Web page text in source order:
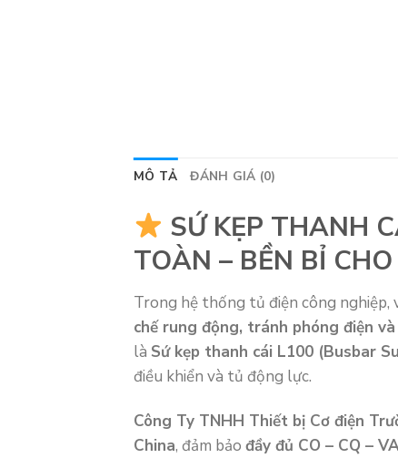
MÔ TẢ ĐÁNH GIÁ (0)
SỨ KẸP THANH
TOÀN – BỀN BỈ
Trong hệ thống tủ điện công nghiệp,
chế rung động, tránh phóng điện
là Sứ kẹp thanh cái L100 (Busbar
điều khiển và tủ động lực.
Công Ty TNHH Thiết bị Cơ điện
China, đảm bảo đầy đủ CO – CQ –